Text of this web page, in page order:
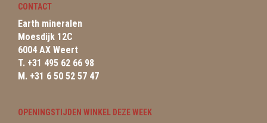
CONTACT
Earth mineralen
Moesdijk 12C
6004 AX Weert
T. +31 495 62 66 98
M. +31 6 50 52 57 47
OPENINGSTIJDEN WINKEL DEZE WEEK